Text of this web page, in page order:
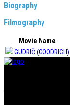
Biography
Filmography
Movie Name
GUDRIČ (GOODRICH)